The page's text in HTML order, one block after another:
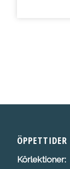
ÖPPETTIDER
Körlektioner: